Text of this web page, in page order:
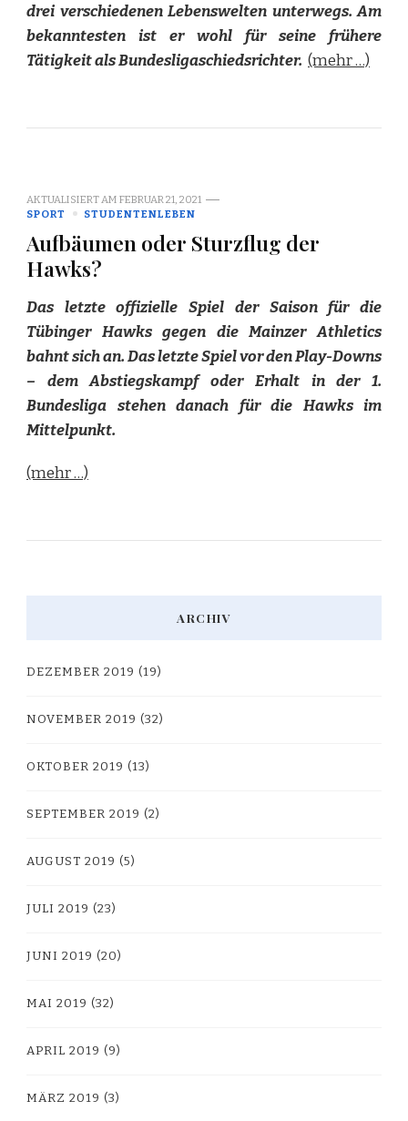
drei verschiedenen Lebenswelten unterwegs. Am
bekanntesten ist er wohl für seine frühere
Tätigkeit als Bundesligaschiedsrichter. (mehr …)
AKTUALISIERT AM FEBRUAR 21, 2021
SPORT
STUDENTENLEBEN
Aufbäumen oder Sturzflug der
Hawks?
Das letzte offizielle Spiel der Saison für die
Tübinger Hawks gegen die Mainzer Athletics
bahnt sich an. Das letzte Spiel vor den Play-Downs
– dem Abstiegskampf oder Erhalt in der 1.
Bundesliga stehen danach für die Hawks im
Mittelpunkt.
(mehr …)
ARCHIV
DEZEMBER 2019 (19)
NOVEMBER 2019 (32)
OKTOBER 2019 (13)
SEPTEMBER 2019 (2)
AUGUST 2019 (5)
JULI 2019 (23)
JUNI 2019 (20)
MAI 2019 (32)
APRIL 2019 (9)
MÄRZ 2019 (3)